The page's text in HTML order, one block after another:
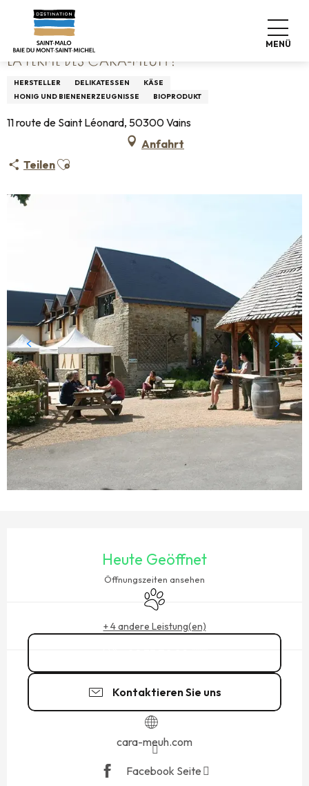
contenu
principal
MENÜ
Startseite
LA FERME DES CARA-MEUH !
HERSTELLER DELIKATESSEN
KÄSE
HONIG UND BIENENERZEUGNISSE
BIOPRODUKT
11 route de Saint Léonard, 50300 Vains
Anfahrt
TeilenAjouter aux favoris
Heute Geöffnet
Öffnungszeiten ansehen
Tiere erlaubt
+ 4 andere Leistung(en)
Kontaktieren Sie uns
cara-meuh.com
Facebook Seite